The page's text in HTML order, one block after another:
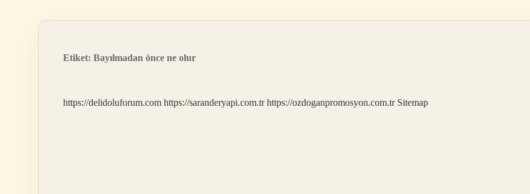
Etiket: Bayılmadan önce ne olur
https://delidoluforum.com https://saranderyapi.com.tr https://ozdoganpromosyon.com.tr Sitemap